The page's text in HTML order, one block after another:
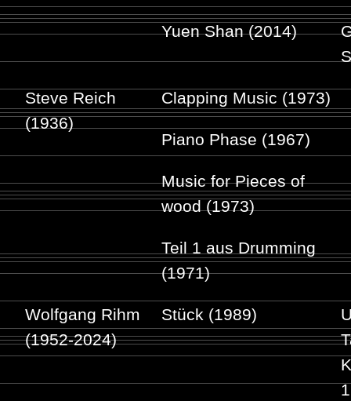
Yuen Shan (2014)
Steve Reich
(1936)
Clapping Music (1973)
Piano Phase (1967)
Music for Pieces of
wood (1973)
Teil 1 aus Drumming
(1971)
Wolfgang Rihm
(1952-2024)
Stück (1989)